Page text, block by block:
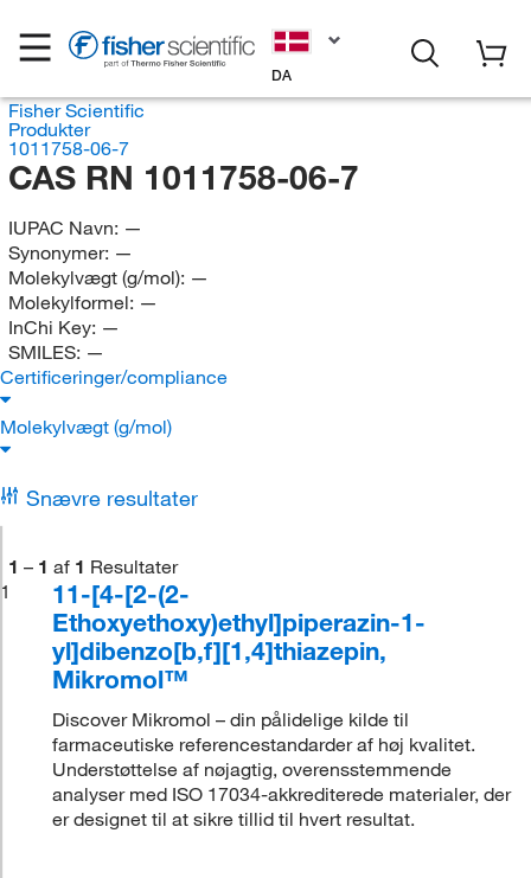
DA
Fisher Scientific
Produkter
1011758-06-7
CAS RN 1011758-06-7
IUPAC Navn: —
Synonymer: —
Molekylvægt (g/mol): —
Molekylformel: —
InChi Key: —
SMILES: —
Certificeringer/compliance
Molekylvægt (g/mol)
Snævre resultater
1 – 1 af 1 Resultater
1
11-[4-[2-(2-
Ethoxyethoxy)ethyl]piperazin-1-
yl]dibenzo[b,f][1,4]thiazepin,
Mikromol™
Discover Mikromol – din pålidelige kilde til
farmaceutiske referencestandarder af høj kvalitet.
Understøttelse af nøjagtig, overensstemmende
analyser med ISO 17034-akkrediterede materialer, der
er designet til at sikre tillid til hvert resultat.